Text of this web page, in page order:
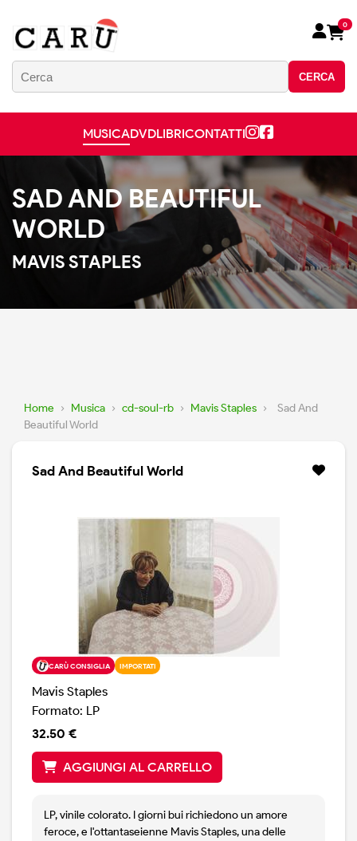
CERCA
0
MUSICADVDLIBRICONTATTI
SAD AND BEAUTIFUL
WORLD
MAVIS STAPLES
Home › Musica › cd-soul-rb › Mavis Staples ›
Sad And
Beautiful World
Sad And Beautiful World
CARÙ CONSIGLIA IMPORTATI
Mavis Staples
Formato: LP
32.50 €
AGGIUNGI AL CARRELLO
LP, vinile colorato. I giorni bui richiedono un amore
feroce, e l'ottantaseienne Mavis Staples, una delle